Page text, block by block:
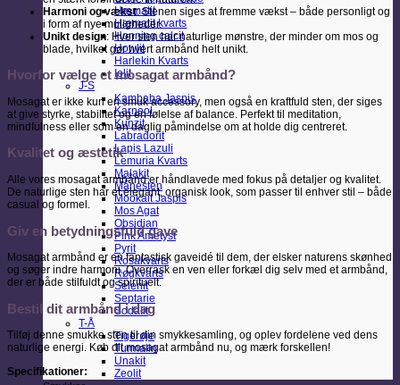
Hæmatit
Hæmatit kvarts
Honning calcit
Howlit
Harlekin Kvarts
Iolit
J-S
Kambaba Jaspis
Karneol
Kunzit
Labradorit
Lapis Lazuli
Lemuria Kvarts
Malakit
Månesten
Mookait Jaspis
Mos Agat
Obsidian
Pink Ametyst
Pyrit
Rosakvarts
Røgkvarts
Selenit
Septarie
Sodalit
T-Å
Tigerøje
Turmalin
Unakit
Zeolit
Harmoni og vækst: Stenen siges at fremme vækst – både personligt og
i form af nye muligheder.
Unikt design: Hver sten har naturlige mønstre, der minder om mos og
blade, hvilket gør hvert armbånd helt unikt.
Hvorfor vælge et mosagat armbånd?
Mosagat er ikke kun en smuk accessory, men også en kraftfuld sten, der siges
at give styrke, stabilitet og en følelse af balance. Perfekt til meditation,
mindfulness eller som en daglig påmindelse om at holde dig centreret.
Kvalitet og æstetik
Alle vores mosagat armbånd er håndlavede med fokus på detaljer og kvalitet.
De naturlige sten har et elegant, organisk look, som passer til enhver stil – både
casual og formel.
Giv en betydningsfuld gave
Mosagat armbånd er en fantastisk gaveidé til dem, der elsker naturens skønhed
og søger indre harmoni. Overrask en ven eller forkæl dig selv med et armbånd,
der er både stilfuldt og spirituelt.
Bestil dit armbånd i dag
Tilføj denne smukke sten til din smykkesamling, og oplev fordelene ved dens
naturlige energi. Køb dit mosagat armbånd nu, og mærk forskellen!
Specifikationer: